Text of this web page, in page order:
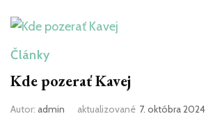
Články
Kde pozerať Kavej
Autor: admin aktualizované 7. októbra 2024